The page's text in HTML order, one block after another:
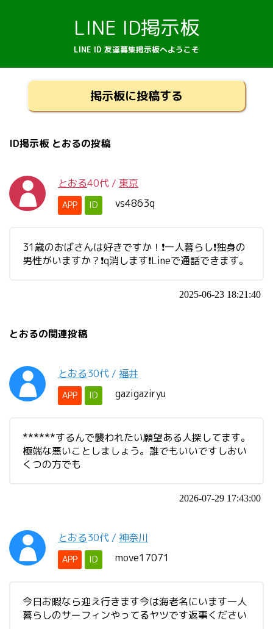
LINE ID掲示板
LINE ID 友達募集掲示板へようこそ
掲示板に投稿する
ID掲示板 とおるの投稿
とおる40代 / 東京
APP ID vs4863q
31歳のおばさんは好きですか！❗一人暮らし❗独身の
男性がいますか？❗q消します❗Lineで通話できます。
2025-06-23 18:21:40
とおるの関連投稿
とおる30代 / 福井
APP ID gazigaziryu
******するんで襲われたい願望ある人探してます。
極端な悪いことしましょう。誰でもいいですしおい
くつの方でも
2026-07-29 17:43:00
とおる30代 / 神奈川
APP ID move17071
今日お暇なら迎え行きます今は海老名にいます一人
暮らしのサーフィンやってるヤツです返事ください